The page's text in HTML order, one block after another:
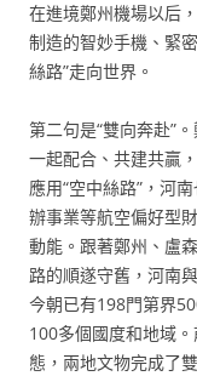
在進境鄭州機場以后
制造的智妙手機、緊
絲路”走向世界。
第二句是“雙向奔赴”
一起配合、共建共贏
應用“空中絲路”，河
辦事業等航空偏好型
動能。跟著鄭州、盧
路的順遂守舊，河南
今朝已有198門第界
100多個國度和地域
態，兩地文物完成了